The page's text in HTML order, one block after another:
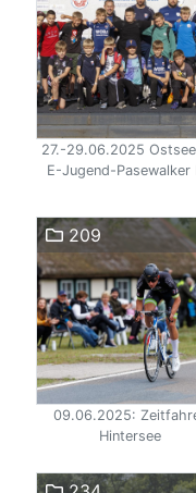
27.-29.06.2025
E-Jugend-Pasewalker
209
09.06.2025:
Hintersee